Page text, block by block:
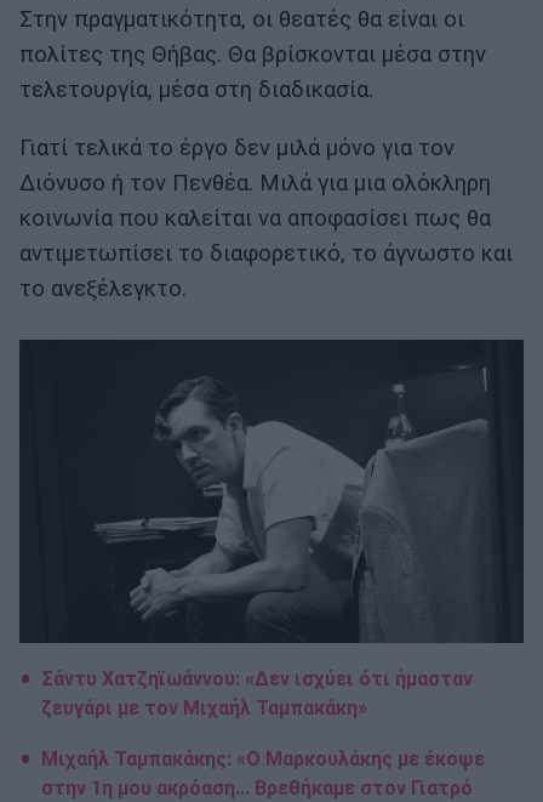
Στην πραγματικότητα, οι θεατές θα είναι οι
πολίτες της Θήβας. Θα βρίσκονται μέσα στην
τελετουργία, μέσα στη διαδικασία.
Γιατί τελικά το έργο δεν μιλά μόνο για τον
Διόνυσο ή τον Πενθέα. Μιλά για μια ολόκληρη
κοινωνία που καλείται να αποφασίσει πως θα
αντιμετωπίσει το διαφορετικό, το άγνωστο και
το ανεξέλεγκτο.
Σάντυ Χατζηϊωάννου: «Δεν ισχύει ότι ήμασταν
ζευγάρι με τον Μιχαήλ Ταμπακάκη»
Μιχαήλ Ταμπακάκης: «Ο Μαρκουλάκης με έκοψε
στην 1η μου ακρόαση... Βρεθήκαμε στον Γιατρό